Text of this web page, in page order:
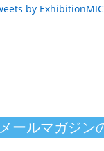
by
ールマガジン